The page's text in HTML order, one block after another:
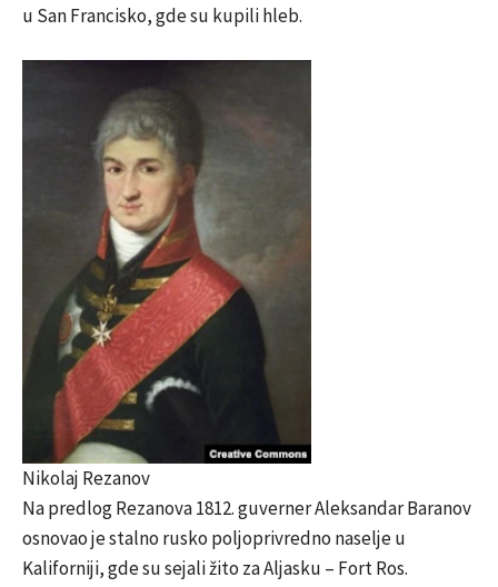
u San Francisko, gde su kupili hleb.
Nikolaj Rezanov
Na predlog Rezanova 1812. guverner Aleksandar Baranov
osnovao je stalno rusko poljoprivredno naselje u
Kaliforniji, gde su sejali žito za Aljasku – Fort Ros.